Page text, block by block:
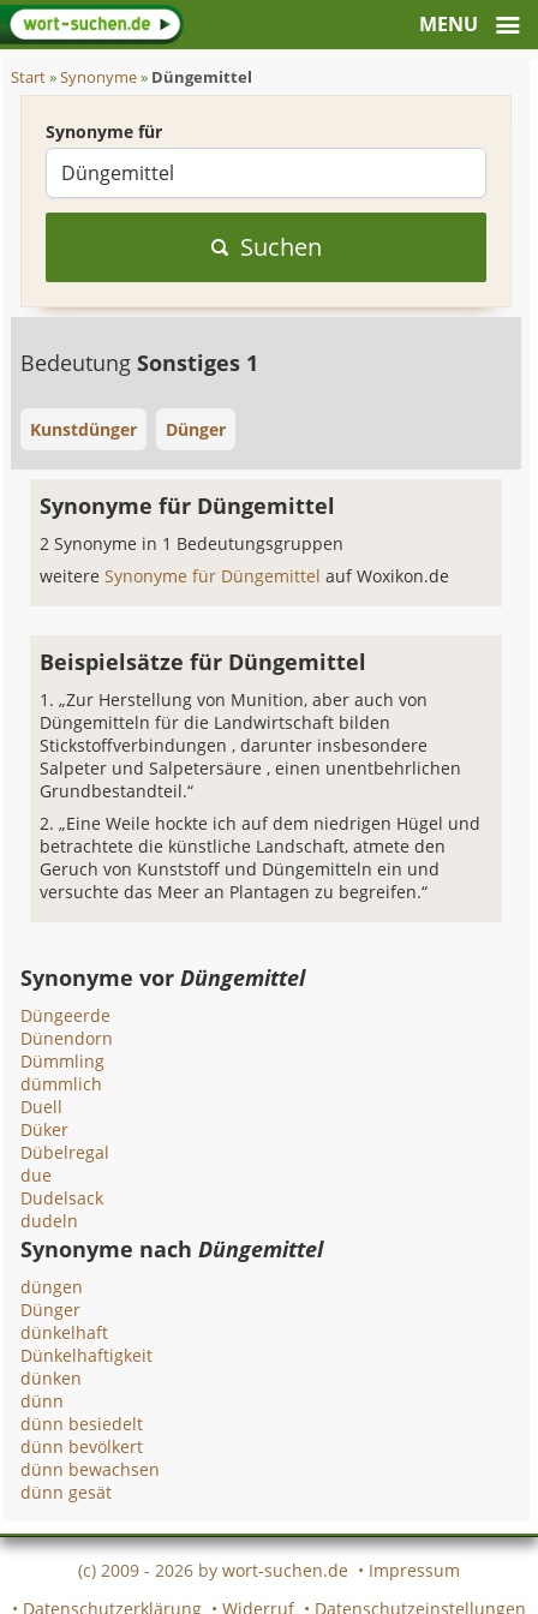
Start»Synonyme» Düngemittel
Synonyme für
Suchen
BedeutungSonstiges 1
Kunstdünger Dünger
Synonyme für Düngemittel
2 Synonyme in 1 Bedeutungsgruppen
weitereSynonyme für Düngemittelauf Woxikon.de
Beispielsätze für Düngemittel
„Zur Herstellung von Munition, aber auch von
Düngemitteln für die Landwirtschaft bilden
Stickstoffverbindungen , darunter insbesondere
Salpeter und Salpetersäure , einen unentbehrlichen
Grundbestandteil.“
„Eine Weile hockte ich auf dem niedrigen Hügel und
betrachtete die künstliche Landschaft, atmete den
Geruch von Kunststoff und Düngemitteln ein und
versuchte das Meer an Plantagen zu begreifen.“
Synonyme vorDüngemittel
Düngeerde
Dünendorn
Dümmling
dümmlich
Duell
Düker
Dübelregal
due
Dudelsack
dudeln
Synonyme nachDüngemittel
düngen
Dünger
dünkelhaft
Dünkelhaftigkeit
dünken
dünn
dünn besiedelt
dünn bevölkert
dünn bewachsen
dünn gesät
(c) 2009 - 2026 by wort-suchen.de • Impressum
• Datenschutzerklärung • Widerruf • Datenschutzeinstellungen